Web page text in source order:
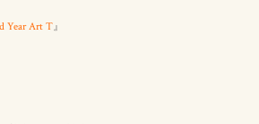
Year Art T』